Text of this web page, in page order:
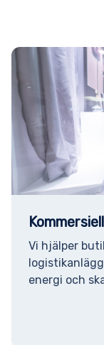
Vi hjälper
energi och